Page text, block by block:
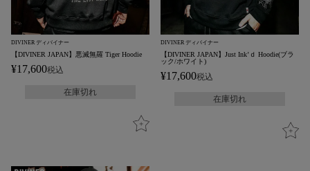
DIVINER ディバイナー
【DIVINER JAPAN】悪滅無羅 Tiger Hoodie
¥17,600税込
在庫切れ
DIVINER ディバイナー
【DIVINER JAPAN】Just Ink’ｄ Hoodie(ブラ
ック/ホワイト)
¥17,600税込
在庫切れ